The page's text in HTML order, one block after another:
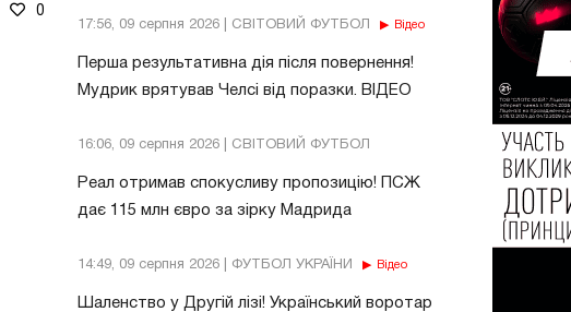
17:56, 09 серпня 2026 | СВІТОВИЙ ФУТБОЛ Відео
Перша результативна дія після повернення!
Мудрик врятував Челсі від поразки. ВІДЕО
16:06, 09 серпня 2026 | СВІТОВИЙ ФУТБОЛ
Реал отримав спокусливу пропозицію! ПСЖ
дає 115 млн євро за зірку Мадрида
14:49, 09 серпня 2026 | ФУТБОЛ УКРАЇНИ Відео
Шаленство у Другій лізі! Український воротар
0